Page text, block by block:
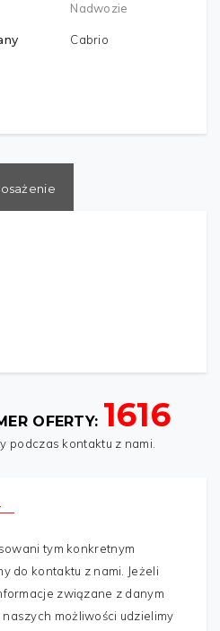
Nadwozie
Cabrio
OFERTY: 1616
podczas kontaktu z nami.
tym konkretnym
do kontaktu z nami. Jeżeli
związane z danym
możliwości udzielimy